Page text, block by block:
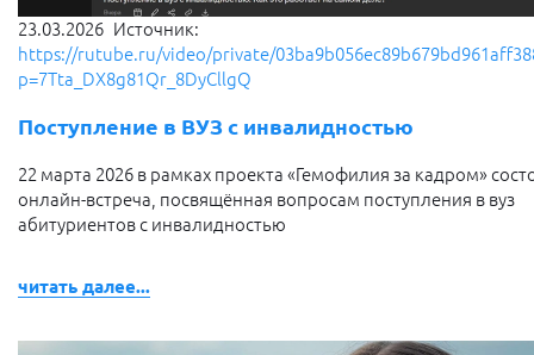
23.03.2026 Источник:
https://rutube.ru/video/private/
p=7Tta_DX8g81Qr_8DyCllgQ
Поступление в ВУЗ с инвалидностью
22 марта 2026 в рамках проекта «Гемофилия за кадром»
онлайн-встреча, посвящённая вопросам поступления в вуз
абитуриентов с инвалидностью
читать далее...